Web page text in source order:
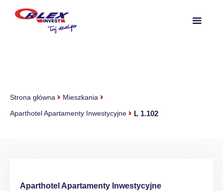
Strona główna
Mieszkania
Aparthotel Apartamenty Inwestycyjne
L 1.102
Aparthotel Apartamenty Inwestycyjne